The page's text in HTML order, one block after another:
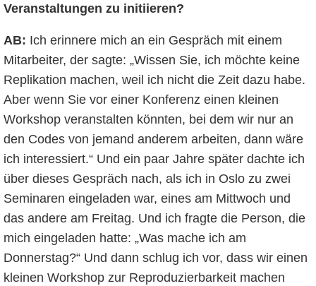
Veranstaltungen zu initiieren?
AB: Ich erinnere mich an ein Gespräch mit einem
Mitarbeiter, der sagte: „Wissen Sie, ich möchte keine
Replikation machen, weil ich nicht die Zeit dazu habe.
Aber wenn Sie vor einer Konferenz einen kleinen
Workshop veranstalten könnten, bei dem wir nur an
den Codes von jemand anderem arbeiten, dann wäre
ich interessiert.“ Und ein paar Jahre später dachte ich
über dieses Gespräch nach, als ich in Oslo zu zwei
Seminaren eingeladen war, eines am Mittwoch und
das andere am Freitag. Und ich fragte die Person, die
mich eingeladen hatte: „Was mache ich am
Donnerstag?“ Und dann schlug ich vor, dass wir einen
kleinen Workshop zur Reproduzierbarkeit machen